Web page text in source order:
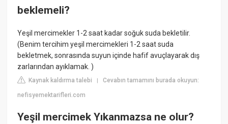
beklemeli?
Yeşil mercimekler 1-2 saat kadar soğuk suda bekletilir.
(Benim tercihim yeşil mercimekleri 1-2 saat suda
bekletmek, sonrasında suyun içinde hafif avuçlayarak dış
zarlarından ayıklamak. )
Kaynak kaldırma talebi |Cevabın tamamını burada okuyun:
nefisyemektarifleri.com
Yeşil mercimek Yıkanmazsa ne olur?